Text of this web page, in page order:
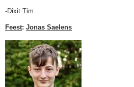
-Dixit Tim
Feest: Jonas Saelens